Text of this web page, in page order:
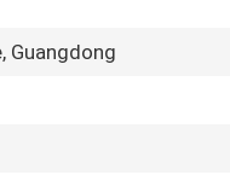
Guangdong